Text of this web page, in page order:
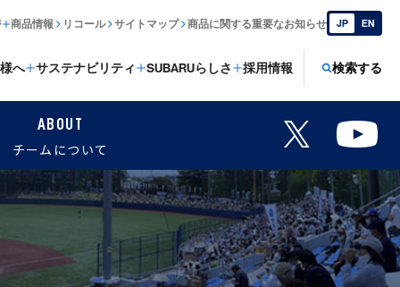
へ サステナビリティ SUBARUらしさ 採用情報 検索する
商品情報 リコール サイトマップ 商品に関する重要なお知らせ JP EN
ABOUT
チームについて